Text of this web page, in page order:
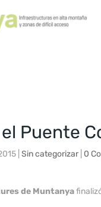
Puente
Sin categorizar 0
de Muntanya